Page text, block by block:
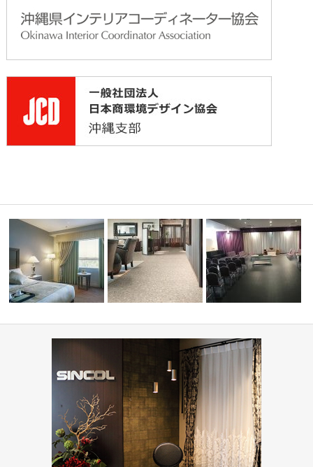
ホテル(コーディネート集)
病院・医療施設(コーディネー
葬祭ホール いなんせ会